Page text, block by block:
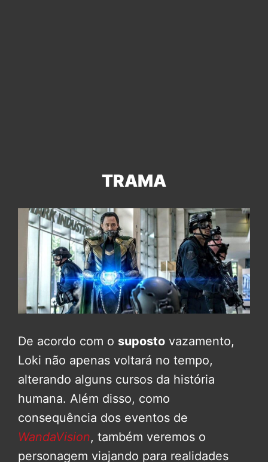
TRAMA
De acordo com o suposto vazamento,
Loki não apenas voltará no tempo,
alterando alguns cursos da história
humana. Além disso, como
consequência dos eventos de
WandaVision, também veremos o
personagem viajando para realidades